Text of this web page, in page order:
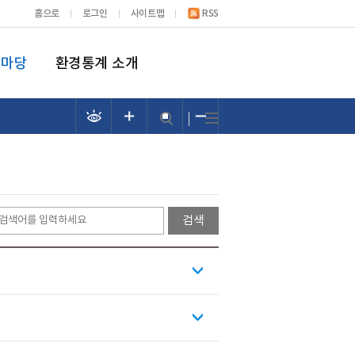
홈으로 로그인 사이트맵 RSS
당 환경통계 소개